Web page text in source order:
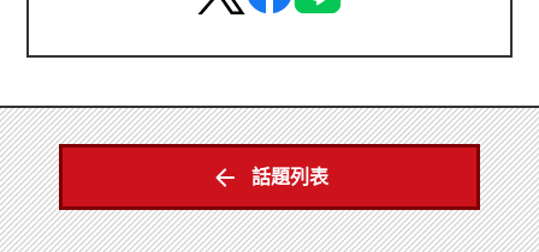
話題列表